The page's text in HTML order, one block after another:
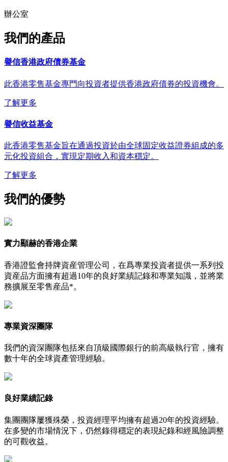
辦公室
我們的產品​
譽信香港政府債券基金
此香港零售基金專門向投資者提供香港政府債券的投資機會。
了解更多
譽信收益基金
此香港零售基金旨在通過投資於由全球固定收益證券組成的多
元化投資組合，實現定期收入和資本穩定。
了解更多
我們的優勢​
實力顯赫的香港企業
香港證監會持牌資産管理公司，在爲專業投資者提供一系列投
資産品方面擁有超過10年的良好業績記錄和專業知識，並將業
務擴展至零售産品*。
專業資深團隊
我們的資深團隊包括來自頂級國際銀行的前高級執行官，擁有
數十年的全球資產管理經驗。
良好業績記錄
集團團隊屢獲殊榮，投資經理平均擁有超過20年的投資經驗。
在多變的市場情況下，仍然錄得穩定的表現紀錄和經風險調整
的可觀收益。